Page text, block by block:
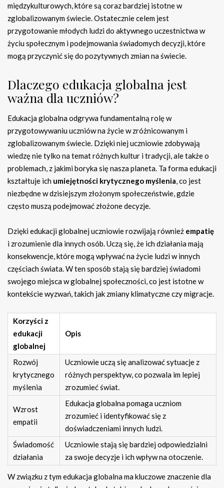
międzykulturowych, które są coraz bardziej istotne w
zglobalizowanym świecie. Ostatecznie celem jest
przygotowanie młodych ludzi do aktywnego uczestnictwa w
życiu społecznym i podejmowania świadomych decyzji, które
mogą przyczynić się do pozytywnych zmian na świecie.
Dlaczego edukacja globalna jest
ważna dla uczniów?
Edukacja globalna odgrywa fundamentalną rolę w
przygotowywaniu uczniów na życie w zróżnicowanym i
zglobalizowanym świecie. Dzięki niej uczniowie zdobywają
wiedzę nie tylko na temat różnych kultur i tradycji, ale także o
problemach, z jakimi boryka się nasza planeta. Ta forma edukacji
kształtuje ich umiejętności krytycznego myślenia, co jest
niezbędne w dzisiejszym złożonym społeczeństwie, gdzie
często muszą podejmować złożone decyzje.
Dzięki edukacji globalnej uczniowie rozwijają również empatię
i zrozumienie dla innych osób. Uczą się, że ich działania mają
konsekwencje, które mogą wpływać na życie ludzi w innych
częściach świata. W ten sposób stają się bardziej świadomi
swojego miejsca w globalnej społeczności, co jest istotne w
kontekście wyzwań, takich jak zmiany klimatyczne czy migracje.
Korzyści z
edukacji
globalnej
Opis
Rozwój
krytycznego
myślenia
Uczniowie uczą się analizować sytuacje z
różnych perspektyw, co pozwala im lepiej
zrozumieć świat.
Wzrost
empatii
Edukacja globalna pomaga uczniom
zrozumieć i identyfikować się z
doświadczeniami innych ludzi.
Świadomość
działania
Uczniowie stają się bardziej odpowiedzialni
za swoje decyzje i ich wpływ na otoczenie.
W związku z tym edukacja globalna ma kluczowe znaczenie dla